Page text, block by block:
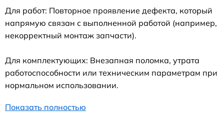
Для работ: Повторное проявление дефекта, который
напрямую связан с выполненной работой (например,
некорректный монтаж запчасти).
Для комплектующих: Внезапная поломка, утрата
работоспособности или техническим параметрам при
нормальном использовании.
Показать полностью